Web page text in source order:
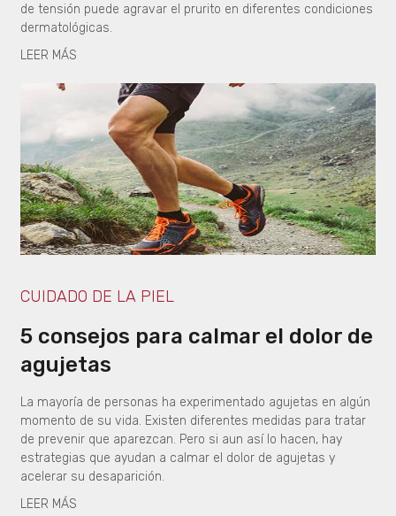
de tensión puede agravar el prurito en diferentes condiciones
dermatológicas.
LEER MÁS
CUIDADO DE LA PIEL
5 consejos para calmar el dolor de
agujetas
La mayoría de personas ha experimentado agujetas en algún
momento de su vida. Existen diferentes medidas para tratar
de prevenir que aparezcan. Pero si aun así lo hacen, hay
estrategias que ayudan a calmar el dolor de agujetas y
acelerar su desaparición.
LEER MÁS